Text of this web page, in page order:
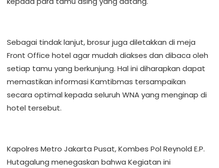
Sebagai tindak lanjut, brosur juga diletakkan di meja
Front Office hotel agar mudah diakses dan dibaca oleh
setiap tamu yang berkunjung. Hal ini diharapkan dapat
memastikan informasi Kamtibmas tersampaikan
secara optimal kepada seluruh WNA yang menginap di
hotel tersebut.
Kapolres Metro Jakarta Pusat, Kombes Pol Reynold E.P.
Hutagalung menegaskan bahwa Kegiatan ini